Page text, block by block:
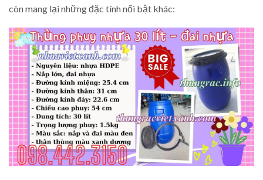
còn mang lại những đặc tính nổi bật khác: